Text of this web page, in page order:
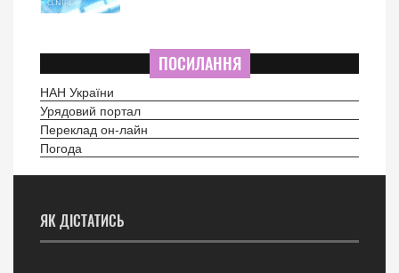
ПОСИЛАННЯ
НАН України
Урядовий портал
Переклад он-лайн
Погода
ЯК ДІСТАТИСЬ